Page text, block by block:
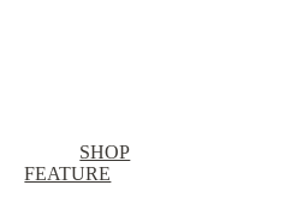
SHOP
FEATURE